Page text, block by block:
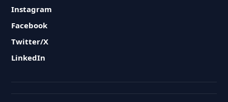
Instagram
Facebook
Twitter/X
LinkedIn